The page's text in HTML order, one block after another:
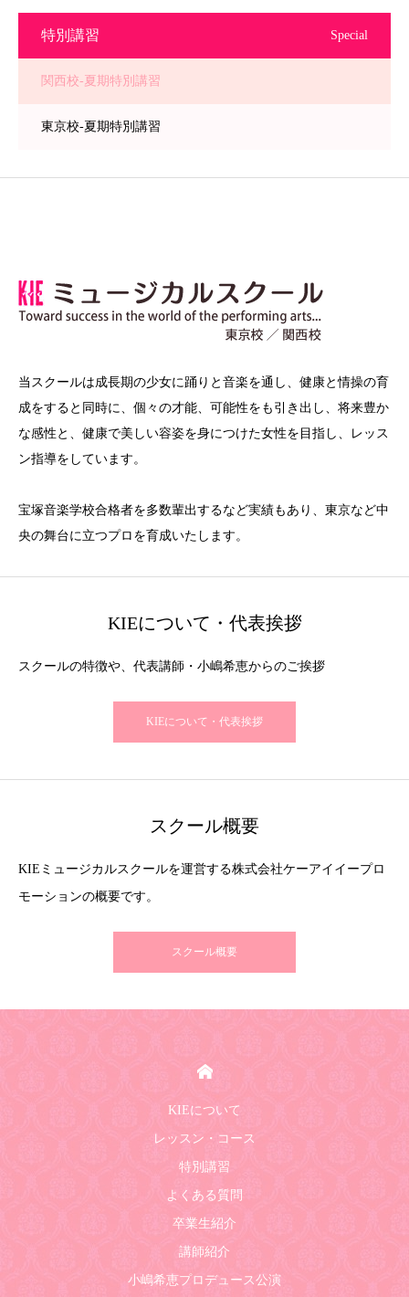
特別講習 Special
関西校-夏期特別講習
東京校-夏期特別講習
当スクールは成長期の少女に踊りと音楽を通し、健康と情操の育
成をすると同時に、個々の才能、可能性をも引き出し、将来豊か
な感性と、健康で美しい容姿を身につけた女性を目指し、レッス
ン指導をしています。
宝塚音楽学校合格者を多数輩出するなど実績もあり、東京など中
央の舞台に立つプロを育成いたします。
KIEについて・代表挨拶
スクールの特徴や、代表講師・小嶋希恵からのご挨拶
KIEについて・代表挨拶
スクール概要
KIEミュージカルスクールを運営する株式会社ケーアイイープロ
モーションの概要です。
スクール概要
KIEについて
レッスン・コース
特別講習
よくある質問
卒業生紹介
講師紹介
小嶋希恵プロデュース公演